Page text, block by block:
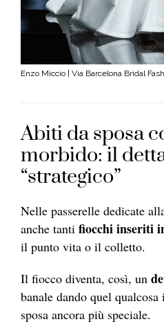
Enzo Miccio | Via Barcelona Bridal
Abiti da sposa
morbido: il
“strategico”
Nelle passerelle dedicate
anche tanti fiocchi inseriti
il punto vita o il colletto.
Il fiocco diventa, così, un
banale dando quel
sposa ancora più speciale.